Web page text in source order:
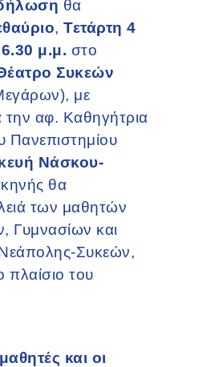
θα
, Τετάρτη 4
6.30 μ.μ. στο
Συκεών
με
την αφ. Καθηγήτρια
Πανεπιστημίου
Νάσκου-
θα
των μαθητών
Γυμνασίων και
Συκεών,
πλαίσιο του
και οι